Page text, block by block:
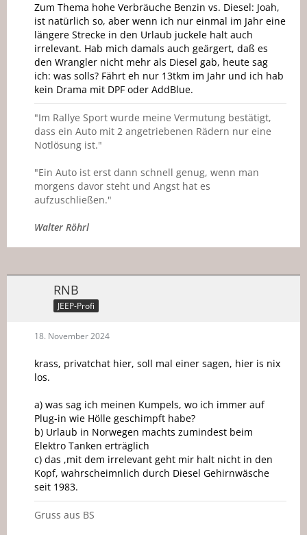
Zum Thema hohe Verbräuche Benzin vs. Diesel: Joah,
ist natürlich so, aber wenn ich nur einmal im Jahr eine
längere Strecke in den Urlaub juckele halt auch
irrelevant. Hab mich damals auch geärgert, daß es
den Wrangler nicht mehr als Diesel gab, heute sag
ich: was solls? Fährt eh nur 13tkm im Jahr und ich hab
kein Drama mit DPF oder AddBlue.
"Im Rallye Sport wurde meine Vermutung bestätigt,
dass ein Auto mit 2 angetriebenen Rädern nur eine
Notlösung ist."
"Ein Auto ist erst dann schnell genug, wenn man
morgens davor steht und Angst hat es
aufzuschließen."
Walter Röhrl
RNB
JEEP-Profi
18. November 2024
krass, privatchat hier, soll mal einer sagen, hier is nix
los.
a) was sag ich meinen Kumpels, wo ich immer auf
Plug-in wie Hölle geschimpft habe?
b) Urlaub in Norwegen machts zumindest beim
Elektro Tanken erträglich
c) das ,mit dem irrelevant geht mir halt nicht in den
Kopf, wahrscheimnlich durch Diesel Gehirnwäsche
seit 1983.
Gruss aus BS